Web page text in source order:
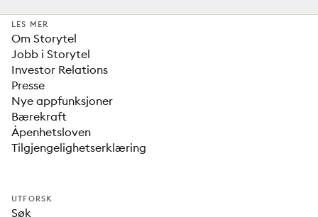
LES MER
Om Storytel
Jobb i Storytel
Investor Relations
Presse
Nye appfunksjoner
Bærekraft
Åpenhetsloven
Tilgjengelighetserklæring
UTFORSK
Søk